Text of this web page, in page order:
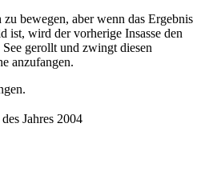
bewegen, aber wenn das Ergebnis
ist, wird der vorherige Insasse den
gerollt und zwingt diesen
anzufangen.
Jahres 2004